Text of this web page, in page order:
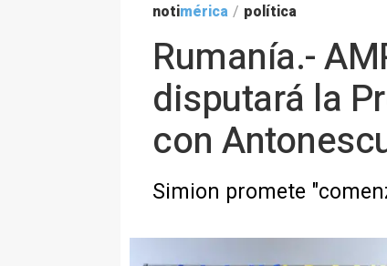
notimérica / política
Rumanía.-
disputará la
con
Simion promete